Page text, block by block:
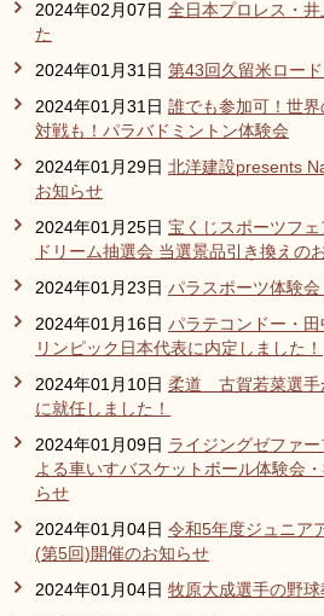
2024年02月07日 全日本プロレス・
た
2024年01月31日 第43回久留米ロー
2024年01月31日 誰でも参加可！世
対戦も！パラバドミントン体験会
2024年01月29日 北洋建設presents
お知らせ
2024年01月25日 宝くじスポーツフ
ドリーム抽選会 当選景品引き換えの
2024年01月23日 パラスポーツ体験
2024年01月16日 パラテコンドー・
リンピック日本代表に内定しました！
2024年01月10日 柔道 古賀若菜選手
に就任しました！
2024年01月09日 ライジングゼファ
よる車いすバスケットボール体験会
らせ
2024年01月04日 令和5年度ジュニア
(第5回)開催のお知らせ
2024年01月04日 牧原大成選手の野球